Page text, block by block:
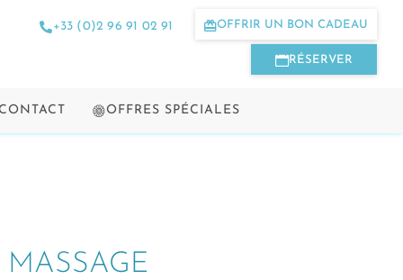
+33 (0)2 96 91 02 91 OFFRIR UN BON CADEAU
RÉSERVER
OFFRES SPÉCIALES